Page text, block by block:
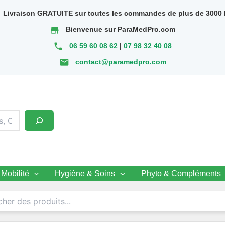
Livraison GRATUITE sur toutes les commandes de plus de 3000
store Bienvenue sur ParaMedPro.com
phone 06 59 60 08 62 | 07 98 32 40 08
email contact@paramedpro.com
Hygiène & Soins Phyto & Compléments